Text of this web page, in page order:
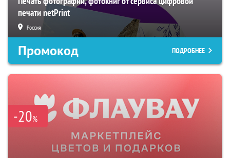
печати netPrint
Россия
Промокод ПОДРОБНЕЕ
-20%